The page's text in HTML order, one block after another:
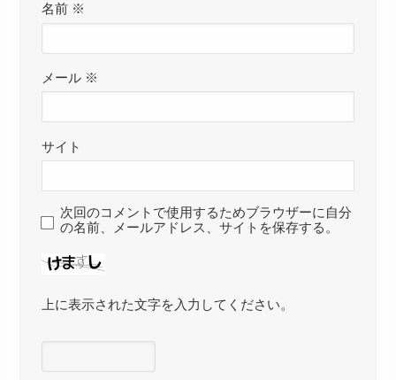
名前 ※
メール ※
サイト
次回のコメントで使用するためブラウザーに自分
の名前、メールアドレス、サイトを保存する。
上に表示された文字を入力してください。